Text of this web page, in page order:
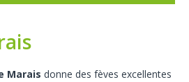
Marais donne des fèves excellentes